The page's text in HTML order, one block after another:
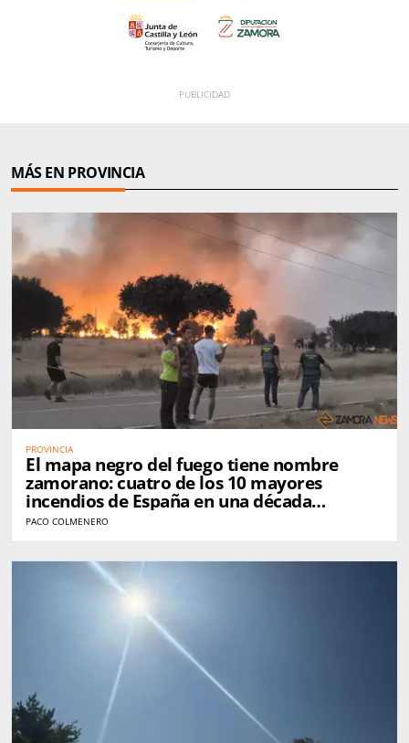
MÁS EN PROVINCIA
PROVINCIA
El mapa negro del fuego tiene nombre
zamorano: cuatro de los 10 mayores
incendios de España en una década
golpearon Zamora
PACO COLMENERO